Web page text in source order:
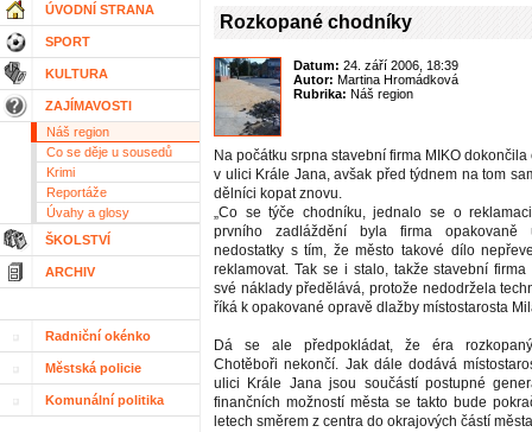
ÚVODNÍ STRANA
SPORT
KULTURA
ZAJÍMAVOSTI
Náš region
Co se děje u sousedů
Krimi
Reportáže
Úvahy a glosy
ŠKOLSTVÍ
ARCHIV
Radniční okénko
Městská policie
Komunální politika
Rozkopané chodníky
Datum: 24. září 2006, 18:39
Autor: Martina Hromádková
Rubrika: Náš region
Na počátku srpna stavební firma MIKO
v ulici Krále Jana, avšak před týdnem na tom
dělníci kopat znovu.
„Co se týče chodníku, jednalo se o
prvního zadláždění byla firma opakovaně
nedostatky s tím, že město takové dílo
reklamovat. Tak se i stalo, takže stavební
své náklady předělává, protože nedodržela
říká k opakované opravě dlažby místostarosta
Dá se ale předpokládat, že éra
Chotěboři nekončí. Jak dále dodává
ulici Krále Jana jsou součástí postupné
finančních možností města se takto bude
letech směrem z centra do okrajových částí